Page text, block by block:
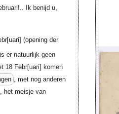
Ik benijd u,
(opening der
is er natuurlijk geen
18 Febr[uari] komen
, met nog anderen
het meisje van